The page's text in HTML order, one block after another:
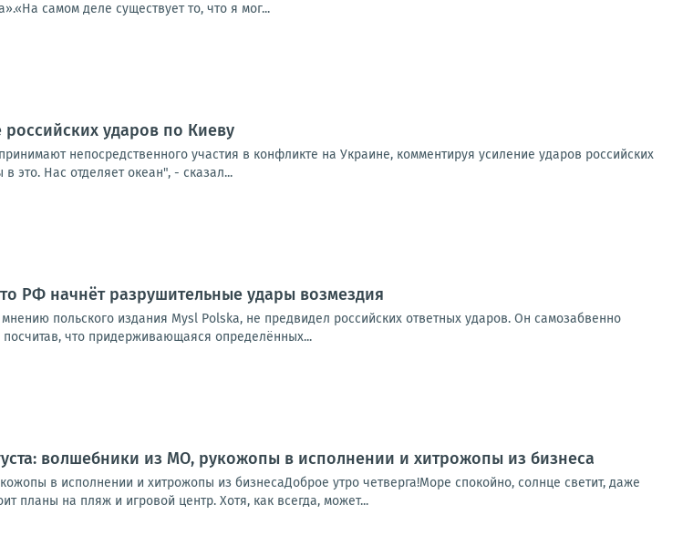
самом деле существует то, что я мог...
ударов по Киеву
непосредственного участия в конфликте на Украине, комментируя усиление ударов российских
это. Нас отделяет океан", - сказал...
РФ начнёт разрушительные удары возмездия
польского издания Mysl Polska, не предвидел российских ответных ударов. Он самозабвенно
что придерживающаяся определённых...
волшебники из МО, рукожопы в исполнении и хитрожопы из бизнеса
в исполнении и хитрожопы из бизнесаДоброе утро четверга!Море спокойно, солнце светит, даже
планы на пляж и игровой центр. Хотя, как всегда, может...